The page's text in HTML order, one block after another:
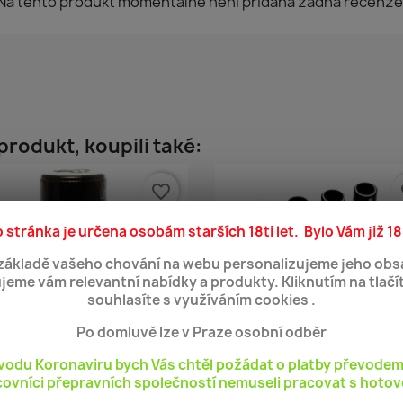
koupili také:
favorite_border
stránka je určena osobám starších 18ti let. Bylo Vám již
vašeho chování na webu personalizujeme jeho
vám relevantní nabídky a produkty. Kliknutím na
souhlasíte s využíváním cookies .
Po domluvě lze v Praze osobní odběr
Koronaviru bych Vás chtěl požádat o platby
přepravních společností nemuseli pracovat s